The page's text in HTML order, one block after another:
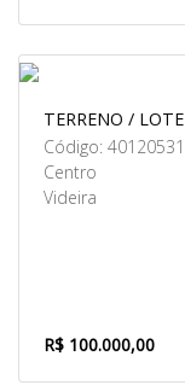
TERRENO / LOTE
Código: 40120531
Centro
Videira
R$ 100.000,00